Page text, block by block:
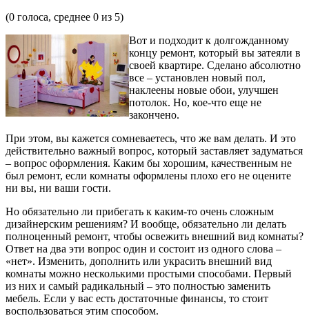
(0 голоса, среднее 0 из 5)
Вот и подходит к долгожданному
концу ремонт, который вы затеяли в
своей квартире. Сделано абсолютно
все – установлен новый пол,
наклеены новые обои, улучшен
потолок. Но, кое-что еще не
закончено.
При этом, вы кажется сомневаетесь, что же вам делать. И это
действительно важный вопрос, который заставляет задуматься
– вопрос оформления. Каким бы хорошим, качественным не
был ремонт, если комнаты оформлены плохо его не оцените
ни вы, ни ваши гости.
Но обязательно ли прибегать к каким-то очень сложным
дизайнерским решениям? И вообще, обязательно ли делать
полноценный ремонт, чтобы освежить внешний вид комнаты?
Ответ на два эти вопрос один и состоит из одного слова –
«нет». Изменить, дополнить или украсить внешний вид
комнаты можно несколькими простыми способами. Первый
из них и самый радикальный – это полностью заменить
мебель. Если у вас есть достаточные финансы, то стоит
воспользоваться этим способом.